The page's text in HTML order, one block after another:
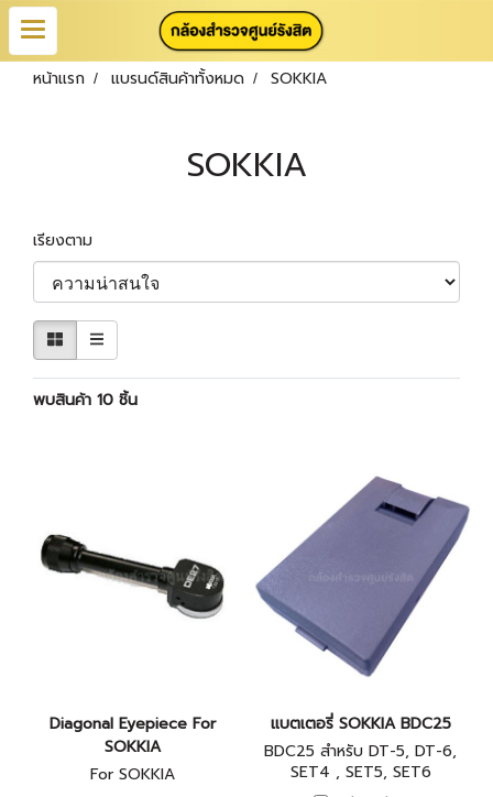
หน้าแรก แบรนด์สินค้าทั้งหมด SOKKIA
SOKKIA
เรียงตาม
พบสินค้า 10 ชิ้น
Diagonal Eyepiece For
SOKKIA
For SOKKIA
แบตเตอรี่ SOKKIA BDC25
BDC25 สำหรับ DT-5, DT-6,
SET4 , SET5, SET6